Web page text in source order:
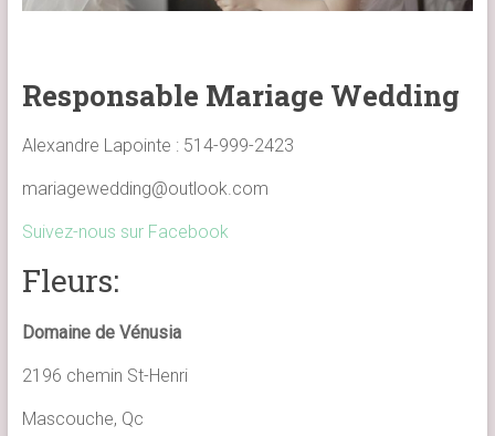
Responsable Mariage Wedding
Alexandre Lapointe : 514-999-2423
mariagewedding@outlook.com
Suivez-nous sur Facebook
Fleurs:
Domaine de Vénusia
2196 chemin St-Henri
Mascouche, Qc